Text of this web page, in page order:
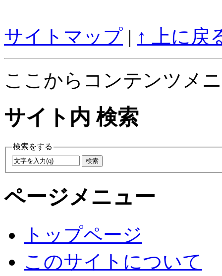
サイトマップ | ↑ 上に戻
ここからコンテンツメ
サイト内 検索
検索をする
ページメニュー
トップページ
このサイトについて